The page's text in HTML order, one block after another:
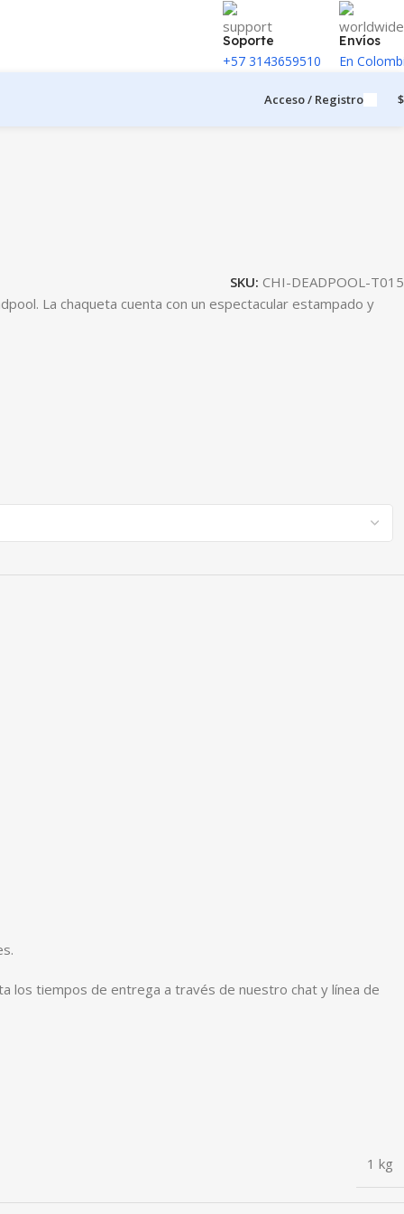
Soporte
+57 3143659510
Envíos
En
Acceso / Registro $
SKU: CHI-DEADPOOL-T015
La chaqueta cuenta con un espectacular estampado y
los tiempos de entrega a través de nuestro chat y línea de
1 kg